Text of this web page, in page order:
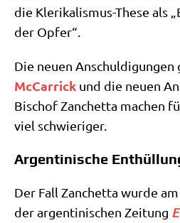
die Kle­ri­ka­lis­mus-The­se als
der Opfer“.
Die neu­en Anschul­di­gun­gen
McCar­ri­ck und die neu­en
Bischof Zan­chet­ta machen
viel schwieriger.
Argentinische
Der Fall Zan­chet­ta wur­de
der argen­ti­ni­schen Zei­tung